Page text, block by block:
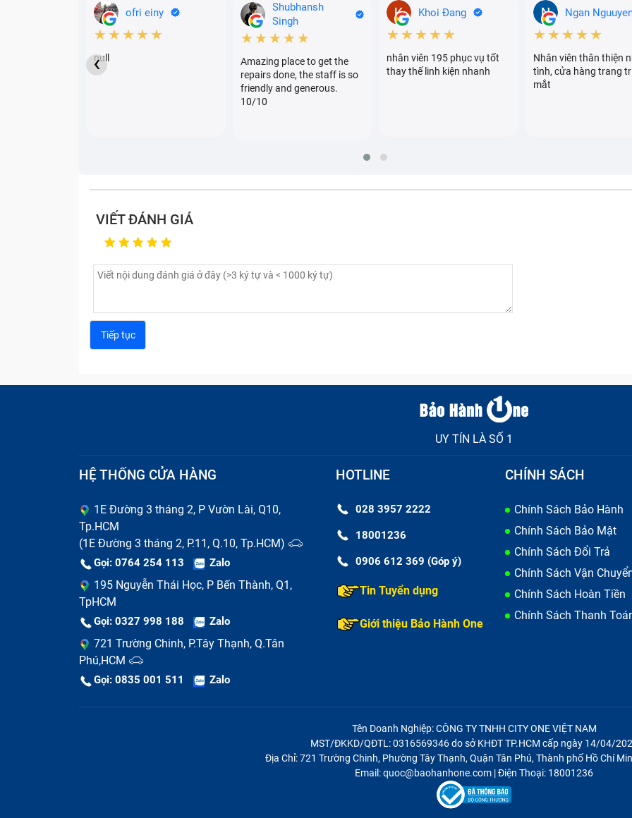
ofri einy
★★★★★
null
Shubhansh
Singh
★★★★★
Amazing place to get the
repairs done, the staff is so
friendly and generous.
10/10
Khoi Đang
★★★★★
nhân viên 195 phục vụ tốt
thay thế linh kiện nhanh
Ngan
★★★★★
Nhân viên thân thiện
tình, cửa hàng trang
mắt
‹
VIẾT ĐÁNH GIÁ
UY TÍN LÀ SỐ 1
HỆ THỐNG CỬA HÀNG
1E Đường 3 tháng 2, P Vườn Lài, Q10,
Tp.HCM
(1E Đường 3 tháng 2, P.11, Q.10, Tp.HCM)
Gọi: 0764 254 113 Zalo
195 Nguyễn Thái Học, P Bến Thành, Q1,
TpHCM
Gọi: 0327 998 188 Zalo
721 Trường Chinh, P.Tây Thạnh, Q.Tân
Phú,HCM
Gọi: 0835 001 511 Zalo
HOTLINE
028 3957 2222
18001236
0906 612 369 (Góp ý)
Tin Tuyển dụng
Giới thiệu Bảo Hành One
CHÍNH SÁCH
Chính Sách Bảo Hành
Chính Sách Bảo Mật
Chính Sách Đổi Trả
Chính Sách Vận
Chính Sách Hoàn Tiền
Chính Sách Thanh
Tên Doanh Nghiệp: CÔNG TY TNHH CITY ONE VIỆT NAM
MST/ĐKKD/QĐTL: 0316569346 do sở KHĐT TP.HCM cấp ngày 14/04/
Địa Chỉ: 721 Trường Chinh, Phường Tây Thạnh, Quận Tân Phú, Thành phố Hồ Chí
Email: quoc@baohanhone.com | Điện Thoại: 18001236